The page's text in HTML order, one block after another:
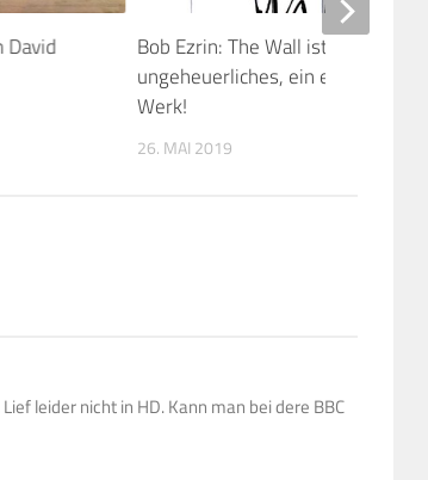
David
Bob Ezrin: The Wall ist ein riesiges,
ungeheuerliches, ein erstaunliches
Werk!
26. MAI 2019
leider nicht in HD. Kann man bei dere BBC